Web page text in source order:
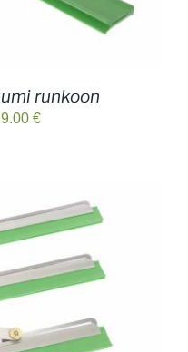
runkoon
€Hintaluokka: